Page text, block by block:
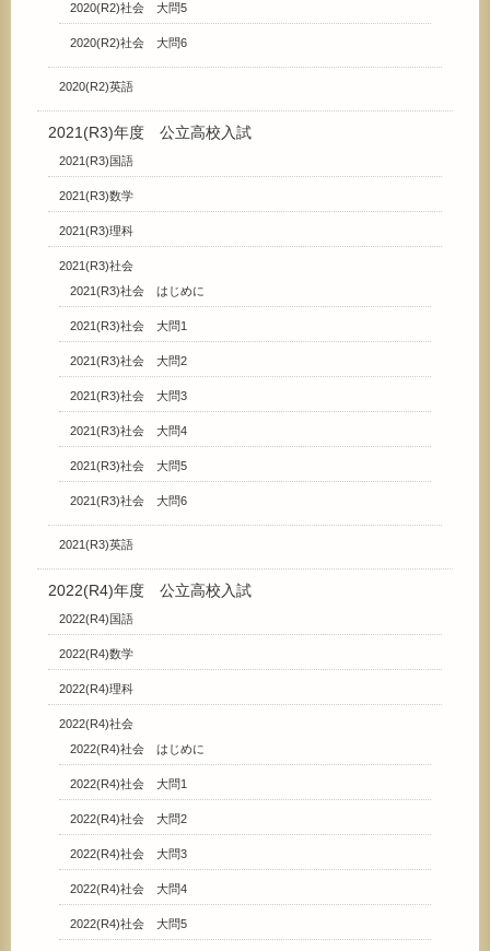
2020(R2)社会 大問5
2020(R2)社会 大問6
2020(R2)英語
2021(R3)年度 公立高校入試
2021(R3)国語
2021(R3)数学
2021(R3)理科
2021(R3)社会
2021(R3)社会 はじめに
2021(R3)社会 大問1
2021(R3)社会 大問2
2021(R3)社会 大問3
2021(R3)社会 大問4
2021(R3)社会 大問5
2021(R3)社会 大問6
2021(R3)英語
2022(R4)年度 公立高校入試
2022(R4)国語
2022(R4)数学
2022(R4)理科
2022(R4)社会
2022(R4)社会 はじめに
2022(R4)社会 大問1
2022(R4)社会 大問2
2022(R4)社会 大問3
2022(R4)社会 大問4
2022(R4)社会 大問5